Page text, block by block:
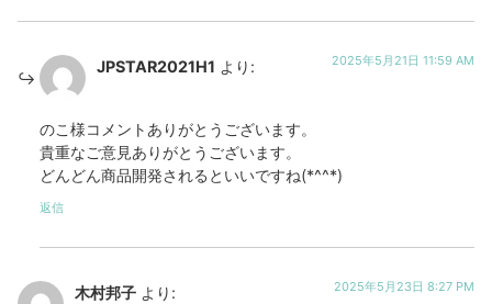
JPSTAR2021H1 より: 2025年5月21日 11:59 AM
のこ様コメントありがとうございます。
貴重なご意見ありがとうございます。
どんどん商品開発されるといいですね(*^^*)
返信
木村邦子 より: 2025年5月23日 8:27 PM